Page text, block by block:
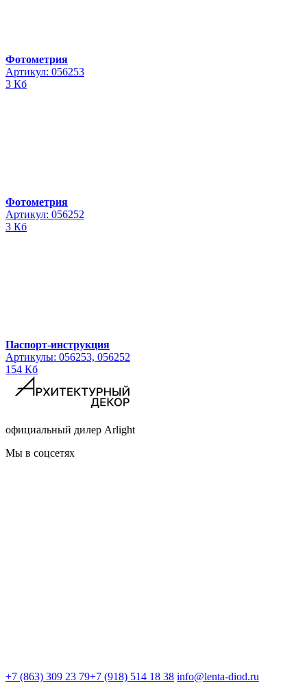
Фотометрия
Артикул: 056253
3 Кб
Фотометрия
Артикул: 056252
3 Кб
Паспорт-инструкция
Артикулы: 056253, 056252
154 Кб
официальный дилер Arlight
Мы в соцсетях
+7 (863) 309 23 79+7 (918) 514 18 38 info@lenta-diod.ru